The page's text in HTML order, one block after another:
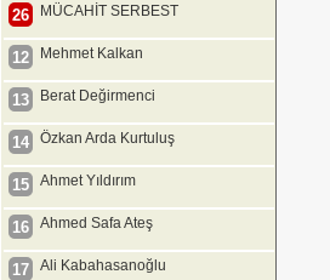
26 MÜCAHİT SERBEST
12 Mehmet Kalkan
13 Berat Değirmenci
14 Özkan Arda Kurtuluş
15 Ahmet Yıldırım
16 Ahmed Safa Ateş
17 Ali Kabahasanoğlu